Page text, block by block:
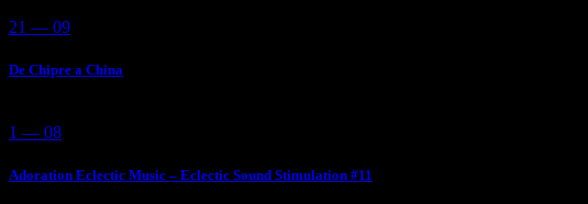
21 — 09
De Chipre a China
1 — 08
Adoration Eclectic Music – Eclectic Sound Stimulation #11